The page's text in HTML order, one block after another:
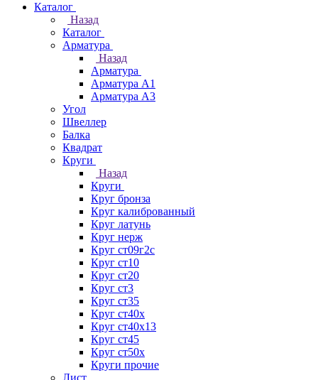
Каталог
Назад
Каталог
Арматура
Назад
Арматура
Арматура А1
Арматура А3
Угол
Швеллер
Балка
Квадрат
Круги
Назад
Круги
Круг бронза
Круг калиброванный
Круг латунь
Круг нерж
Круг ст09г2с
Круг ст10
Круг ст20
Круг ст3
Круг ст35
Круг ст40х
Круг ст40х13
Круг ст45
Круг ст50х
Круги прочие
Лист